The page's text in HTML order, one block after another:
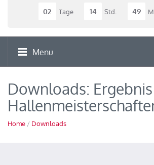
02
Tage 14 Std. 49
Menu
Downloads:
Home / Downloads